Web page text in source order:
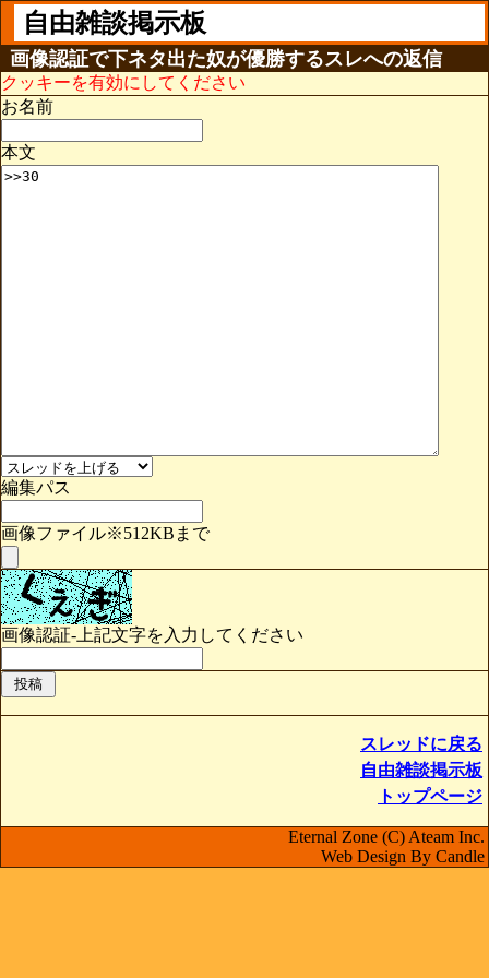
自由雑談掲示板
画像認証で下ネタ出た奴が優勝するスレへの返信
クッキーを有効にしてください
お名前
本文
編集パス
画像ファイル※512KBまで
画像認証-上記文字を入力してください
スレッドに戻る
自由雑談掲示板
トップページ
Eternal Zone (C) Ateam Inc.
Web Design By Candle